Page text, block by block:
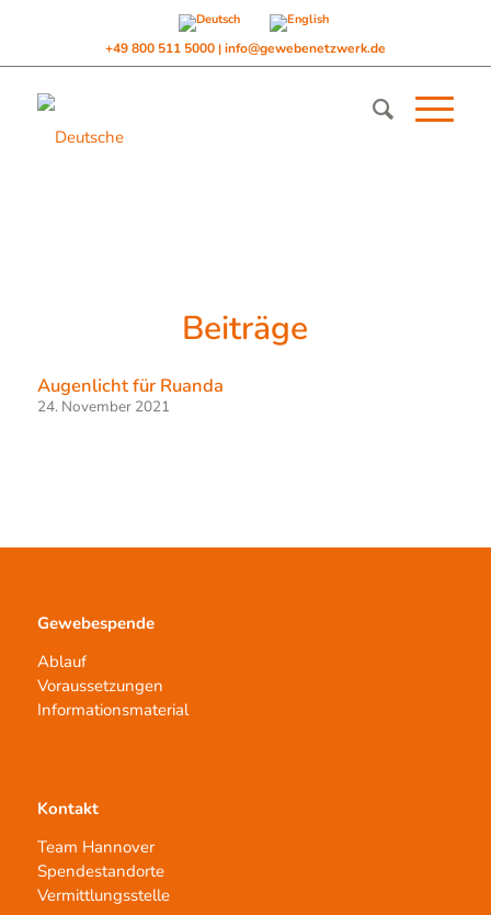
+49 800 511 5000 | info@gewebenetzwerk.de
Beiträge
Augenlicht für Ruanda
24. November 2021
Gewebespende
Ablauf
Voraussetzungen
Informationsmaterial
Kontakt
Team Hannover
Spendestandorte
Vermittlungsstelle